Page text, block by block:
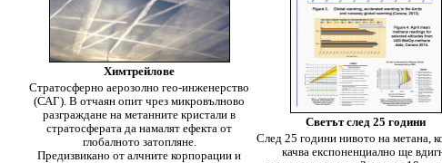
Химтрейлове
Стратосферно аерозолно гео-инженерство
(САГ). В отчаян опит чрез микровълново
разграждане на метанните кристали в
стратосферата да намалят ефекта от
глобалното затопляне.
Предизвикано от алчните корпорации и
Светът след 25 години
След 25 години нивото на метана,
качва експоненциално ще